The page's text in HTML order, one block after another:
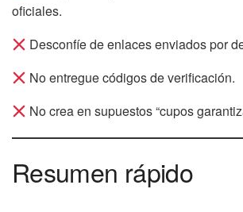
oficiales.
Desconfíe de enlaces enviados por
No entregue códigos de verificación.
No crea en supuestos “cupos
Resumen rápido